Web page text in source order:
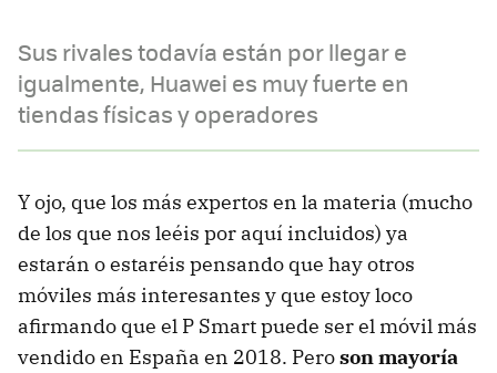
Sus rivales todavía están por llegar e
igualmente, Huawei es muy fuerte en
tiendas físicas y operadores
Y ojo, que los más expertos en la materia (mucho
de los que nos leéis por aquí incluidos) ya
estarán o estaréis pensando que hay otros
móviles más interesantes y que estoy loco
afirmando que el P Smart puede ser el móvil más
vendido en España en 2018. Peroson mayoría